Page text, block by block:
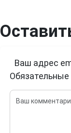
Ваш адрес